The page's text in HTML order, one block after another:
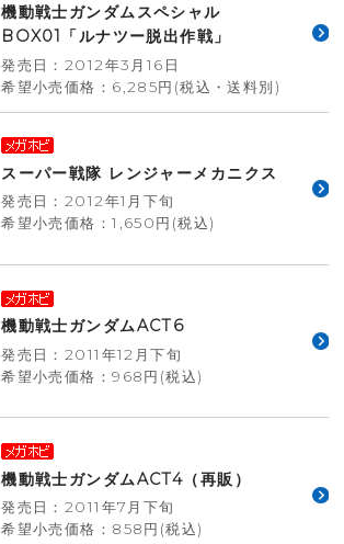
機動戦士ガンダムスペシャル
BOX01「ルナツー脱出作戦」
発売日：2012年3月16日
希望小売価格：6,285円(税込・送料別)
スーパー戦隊 レンジャーメカニクス
発売日：2012年1月下旬
希望小売価格：1,650円(税込)
機動戦士ガンダムACT6
発売日：2011年12月下旬
希望小売価格：968円(税込)
機動戦士ガンダムACT4（再販）
発売日：2011年7月下旬
希望小売価格：858円(税込)